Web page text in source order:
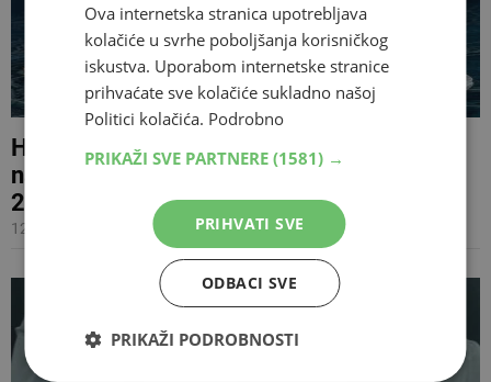
Hrvatske predstavnice Lelek imale odličan
nastup prvoj polufinalnoj večeri Eurosonga
2026.
12.05.2026 21:34
Ova internetska stranica upotrebljava
kolačiće u svrhe poboljšanja korisničkog
iskustva. Uporabom internetske stranice
prihvaćate sve kolačiće sukladno našoj
Politici kolačića. Podrobno
PRIKAŽI SVE PARTNERE (1581) →
PRIHVATI SVE
ODBACI SVE
PRIKAŽI PODROBNOSTI